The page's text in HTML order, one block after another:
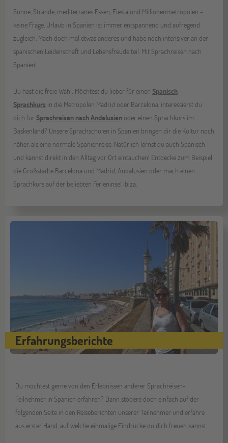
Sonne, Strände, mediterranes Essen, Fiesta und Millionenmetropolen -
keine Frage, Urlaub in Spanien ist immer entspannend und aufregend
zugleich. Mach doch mal etwas anderes und habe noch intensiver an der
spanischen Leidenschaft und Lebensfreude teil. Mit Sprachreisen nach
Spanien!
Du hast die freie Wahl: Möchtest du lieber für einen Spanisch
Sprachkurs in die Metropolen Madrid oder Barcelona, interessierst du
dich für Sprachreisen nach Andalusien oder einen Sprachkurs im
Baskenland? Unsere Sprachschulen in Spanien bringen dir die Kultur noch
näher, als eine normale Spanienreise. Natürlich lernst du auch Spanisch
und kannst direkt in den Alltag vor Ort eintauchen! Entdecke zum Beispiel
die Großstädte Barcelona und Madrid, Andalusien oder mach einen
Sprachkurs auf der beliebten Ferieninsel Ibiza.
Erfahrungsberichte
Du möchtest gerne von den Erlebnissen anderer Sprachreisen-
Teilnehmer in Spanien erfahren? Dann stöbere doch einfach auf der
folgenden Seite in den Reiseberichten unserer Teilnehmer und erfahre
aus erster Hand, auf welche einmalige Eindrücke du dich freuen kannst.